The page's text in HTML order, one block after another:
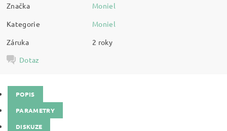
Značka
Moniel
Kategorie
Moniel
Záruka
2 roky
Dotaz
POPIS
PARAMETRY
DISKUZE